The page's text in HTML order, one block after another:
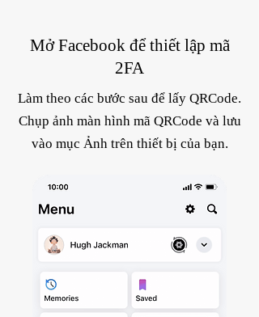
Mở Facebook để thiết lập mã
2FA
Làm theo các bước sau để lấy QRCode.
Chụp ảnh màn hình mã QRCode và lưu
vào mục Ảnh trên thiết bị của bạn.